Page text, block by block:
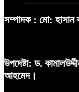
সম্পাদক : মো: হাসান
উপদেষ্টা: ড.
আহমেদ।